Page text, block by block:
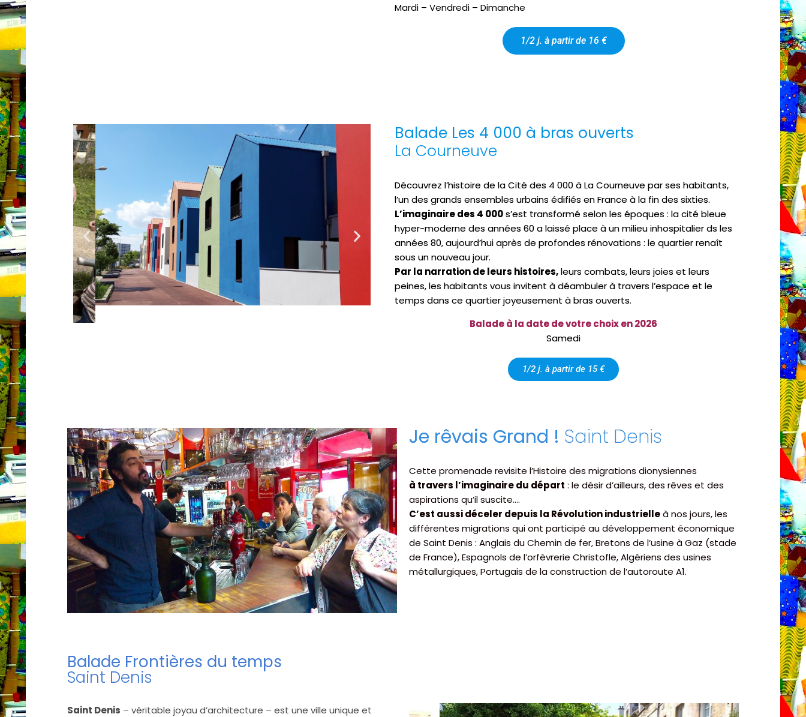
Mardi – Vendredi – Dimanche
1/2 j. à partir de 16 €
Balade Les 4 000 à bras ouverts
La Courneuve
Découvrez l’histoire de la Cité des 4 000 à La Courneuve par ses habitants,
l’un des grands ensembles urbains édifiés en France à la fin des sixties.
L’imaginaire des 4 000s’est transformé selon les époques : la cité bleue
hyper-moderne des années 60 a laissé place à un milieu inhospitalier ds les
années 80, aujourd’hui après de profondes rénovations : le quartier renaît
sous un nouveau jour.
Par la narration de leurs histoires,leurs combats, leurs joies et leurs
peines, les habitants vous invitent à déambuler à travers l’espace et le
temps dans ce quartier joyeusement à bras ouverts.
Balade à la date de votre choix en 2026
Samedi
1/2 j. à partir de 15 €
Je rêvais Grand ! Saint Denis
Cette promenade revisite l’Histoire des migrations dionysiennes
à travers l’imaginaire du départ : le désir d’ailleurs, des rêves et des
aspirations qu’il suscite….
C’est aussi déceler depuis la Révolution industrielleà nos jours, les
différentes migrations qui ont participé au développement économique
de Saint Denis : Anglais du Chemin de fer, Bretons de l’usine à Gaz (stade
de France), Espagnols de l’orfèvrerie Christofle, Algériens des usines
métallurgiques, Portugais de la construction de l’autoroute A1.
Balade Frontières du temps
Saint Denis
Saint Denis – véritable joyau d’architecture – est une ville unique et